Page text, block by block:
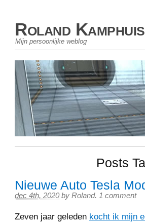
Roland Kamphuis
Mijn persoonlijke weblog
Posts
Nieuwe Auto Tesla
dec 4th, 2020 by Roland. 1 comment
Zeven jaar geleden kocht ik mijn